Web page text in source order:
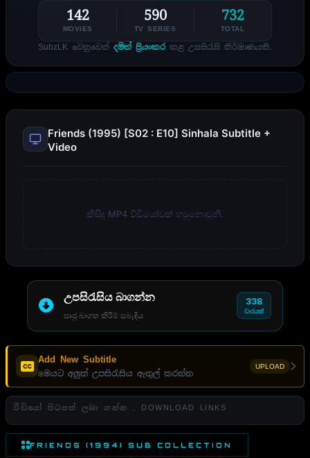
142
MOVIES
590
TV SERIES
732
TOTAL
SubzLK වෙනුවෙන් දමිත් ප්‍රියංකර කළ උපසිරැසි නිර්මාණයකි.
Friends (1995) [S02 : E10] Sinhala Subtitle +
Video
කිසිදු MP4 වීඩියෝවක් හමුනොවුනි.
උපසිරැසිය බාගන්න
සෘජු බාගත කිරීම් සබැඳිය
338
වාරයක්
Add New Subtitle
මෙයට අලුත් උපසිරැසිය ඇතුල් කරන්න
UPLOAD
වීඩියෝ පිටපත් ලබා ගන්න . DOWNLOAD LINKS
FRIENDS (1994) SUB COLLECTION